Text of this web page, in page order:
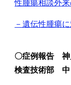
性腫瘍相談外
－遺伝性腫瘍
〇症例報告 神
検査技術部